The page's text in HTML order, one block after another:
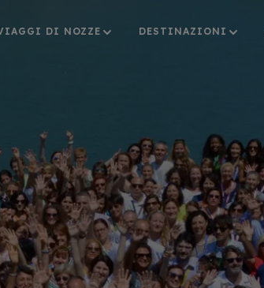
DI NOZZE DESTINAZIONI